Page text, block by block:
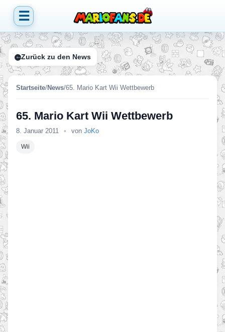
☰
Zurück zu den News
Startseite/News/65. Mario Kart Wii Wettbewerb
65. Mario Kart Wii Wettbewerb
8. Januar 2011 • von JoKo
Wii